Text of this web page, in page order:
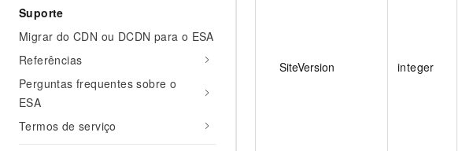
Suporte
Migrar do CDN ou DCDN para o ESA
Referências
Perguntas frequentes sobre o
ESA
Termos de serviço
SiteVersion integer